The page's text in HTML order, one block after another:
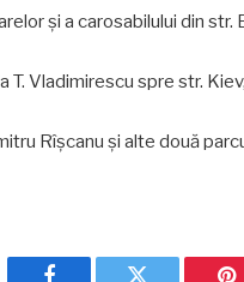
şi a carosabilului din str.
Vladimirescu spre str.
Rîşcanu și alte două